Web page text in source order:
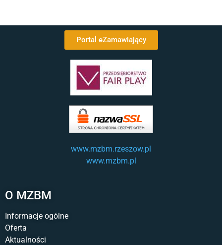
O MZBM
Informacje ogólne
Oferta
Aktualności
Portal eZamawiający
www.mzbm.rzeszow.pl
www.mzbm.pl